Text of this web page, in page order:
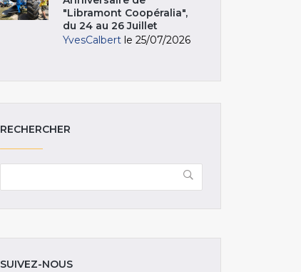
"Libramont Coopéralia",
du 24 au 26 Juillet
YvesCalbert le 25/07/2026
RECHERCHER
SUIVEZ-NOUS